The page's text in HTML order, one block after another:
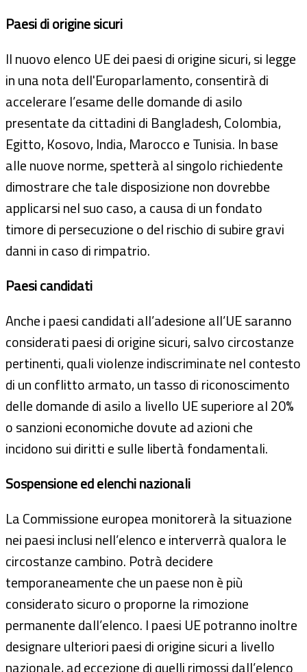
Paesi di origine sicuri
Il nuovo elenco UE dei paesi di origine sicuri, si legge
in una nota dell'Europarlamento, consentirà di
accelerare l’esame delle domande di asilo
presentate da cittadini di Bangladesh, Colombia,
Egitto, Kosovo, India, Marocco e Tunisia. In base
alle nuove norme, spetterà al singolo richiedente
dimostrare che tale disposizione non dovrebbe
applicarsi nel suo caso, a causa di un fondato
timore di persecuzione o del rischio di subire gravi
danni in caso di rimpatrio.
Paesi candidati
Anche i paesi candidati all’adesione all’UE saranno
considerati paesi di origine sicuri, salvo circostanze
pertinenti, quali violenze indiscriminate nel contesto
di un conflitto armato, un tasso di riconoscimento
delle domande di asilo a livello UE superiore al 20%
o sanzioni economiche dovute ad azioni che
incidono sui diritti e sulle libertà fondamentali.
Sospensione ed elenchi nazionali
La Commissione europea monitorerà la situazione
nei paesi inclusi nell’elenco e interverrà qualora le
circostanze cambino. Potrà decidere
temporaneamente che un paese non è più
considerato sicuro o proporne la rimozione
permanente dall’elenco. I paesi UE potranno inoltre
designare ulteriori paesi di origine sicuri a livello
nazionale, ad eccezione di quelli rimossi dall’elenco